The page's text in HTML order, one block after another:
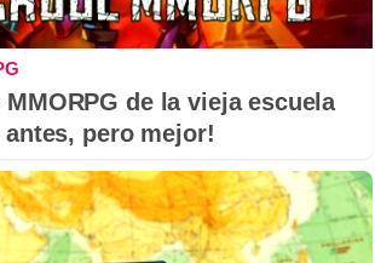
de la vieja escuela
antes, pero mejor!